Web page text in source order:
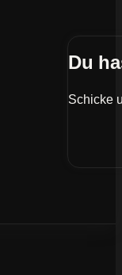
Du
Schicke